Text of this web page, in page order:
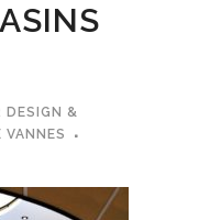
DESIGN &
VANNES